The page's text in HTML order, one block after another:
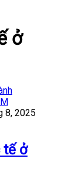
ở
8, 2025
tế ở